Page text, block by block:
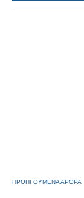
ΠΡΟΗΓΟΥΜΕΝΑ ΑΡΘΡΑ